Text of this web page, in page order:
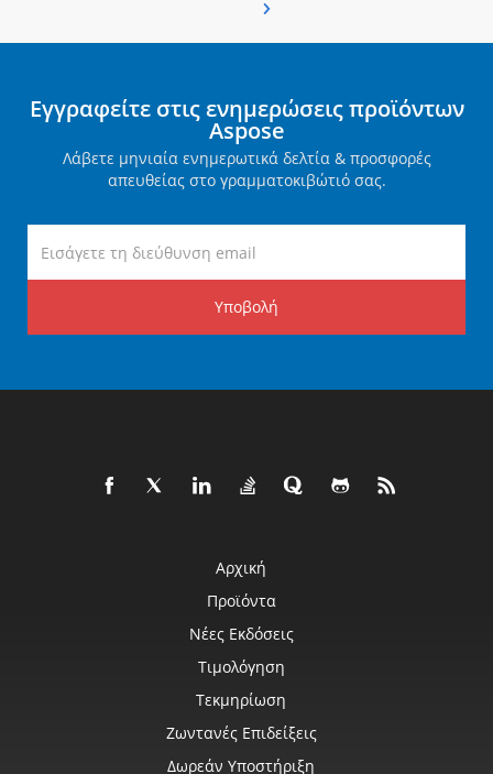
Εγγραφείτε στις ενημερώσεις προϊόντων
Aspose
Λάβετε μηνιαία ενημερωτικά δελτία & προσφορές
απευθείας στο γραμματοκιβώτιό σας.
Υποβολή
Αρχική
Προϊόντα
Νέες Εκδόσεις
Τιμολόγηση
Τεκμηρίωση
Ζωντανές Επιδείξεις
Δωρεάν Υποστήριξη